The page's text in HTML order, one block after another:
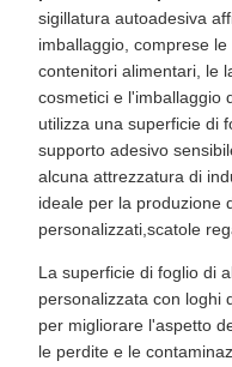
sigillatura autoadesiva
imballaggio, comprese
contenitori alimentari, le
cosmetici e l'imballaggio
utilizza una superficie di
supporto adesivo
alcuna attrezzatura di
ideale per la produzione
personalizzati,scatole
La superficie di foglio di
personalizzata con loghi
per migliorare l'aspetto
le perdite e le